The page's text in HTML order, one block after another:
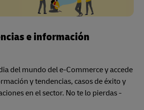
e información
del mundo del e-Commerce y accede
y tendencias, casos de éxito y
en el sector. No te lo pierdas -